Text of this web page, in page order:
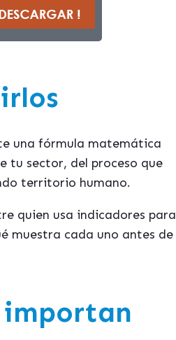
una fórmula matemática
tu sector, del proceso que
territorio humano.
quien usa indicadores para
muestra cada uno antes de
importan